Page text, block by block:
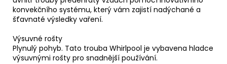
konvekčního systému, který vám zajistí nadýchané a
šťavnaté výsledky vaření.
Výsuvné rošty
Plynulý pohyb. Tato trouba Whirlpool je vybavena hladce
výsuvnými rošty pro snadnější používání.